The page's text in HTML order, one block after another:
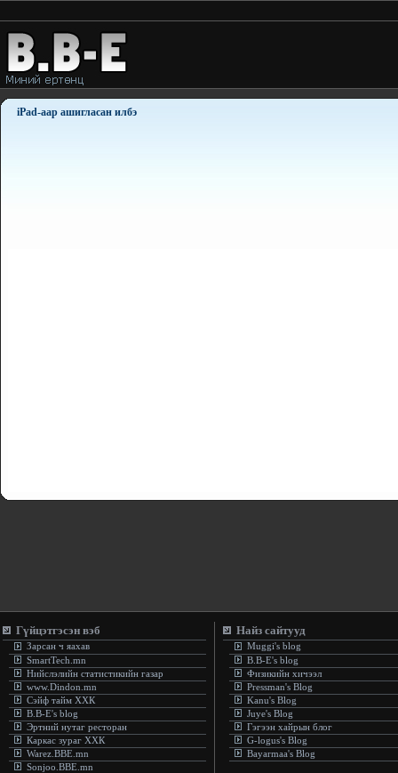
iPad-аар ашигласан илбэ
Гүйцэтгэсэн вэб
Зарсан ч яахав
SmartTech.mn
Нийслэлийн статистикийн газар
www.Dindon.mn
Сэйф тайм ХХК
B.B-E's blog
Эртний нутаг ресторан
Каркас зураг ХХК
Warez.BBE.mn
Sonjoo.BBE.mn
Найз сайтууд
Muggi's blog
B.B-E's blog
Физикийн хичээл
Pressman's Blog
Kanu's Blog
Juye's Blog
Гэгээн хайрын блог
G-logus's Blog
Bayarmaa's Blog